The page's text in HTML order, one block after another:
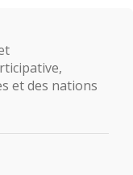
et des nations